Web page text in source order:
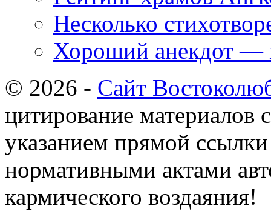
Несколько
Хороший анекдот —
© 2026 - Сайт
цитирование материалов
указанием прямой
нормативными актами
кармического воздаяния!